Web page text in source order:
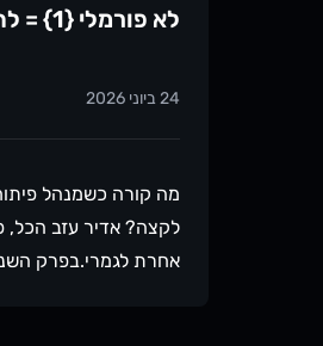
עבור לעמוד של
לא פורמלי {1} = להיות פרילנסר דווקא כשקשה עם אדיר קנדל
24 ביוני 2026
לקצה? אדיר עזב הכל,
אחרת לגמרי.בפרק